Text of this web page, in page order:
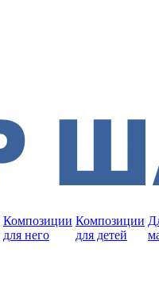
Композиции
для него
Композиции
для детей